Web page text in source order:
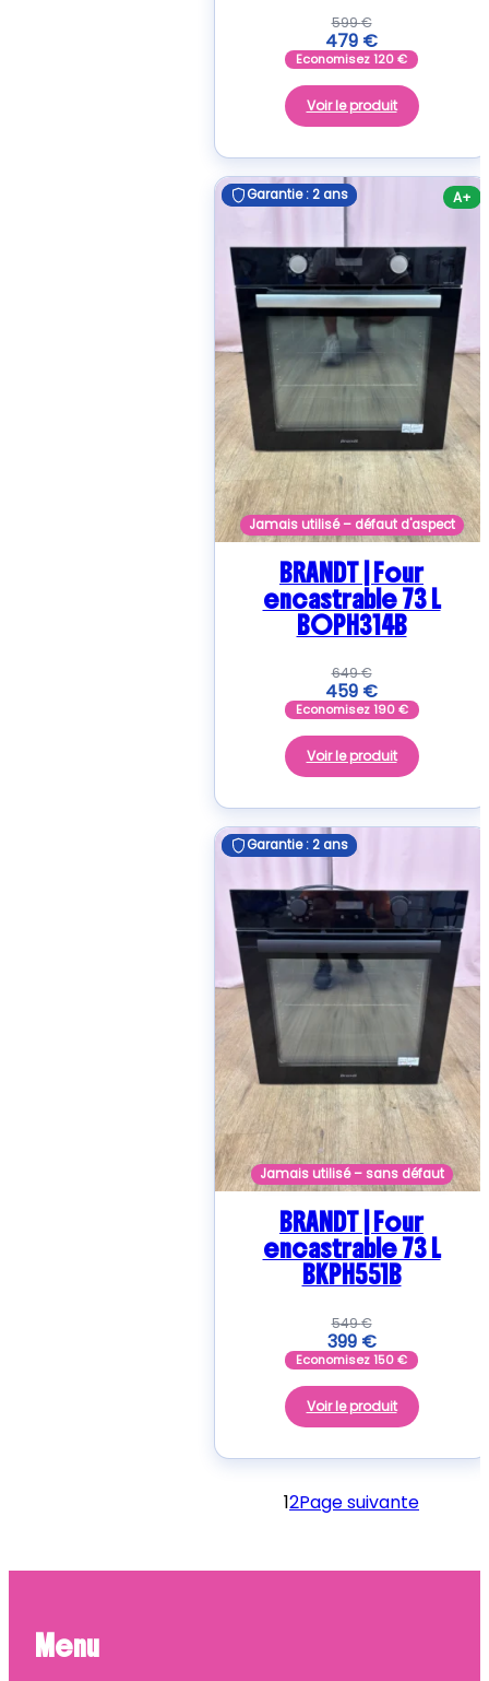
599€
479 €
Economisez120€
Voir le produit
A+
Garantie : 2 ans
Jamais utilisé – défaut d'aspect
Garantie : 2 ans
BRANDT | Four
encastrable 73 L
BOPH314B
649€
459 €
Economisez190€
Voir le produit
Garantie : 2 ans
Jamais utilisé – sans défaut
Garantie : 2 ans
BRANDT | Four
encastrable 73 L
BKPH551B
549€
399 €
Economisez150€
Voir le produit
12Page suivante
Menu